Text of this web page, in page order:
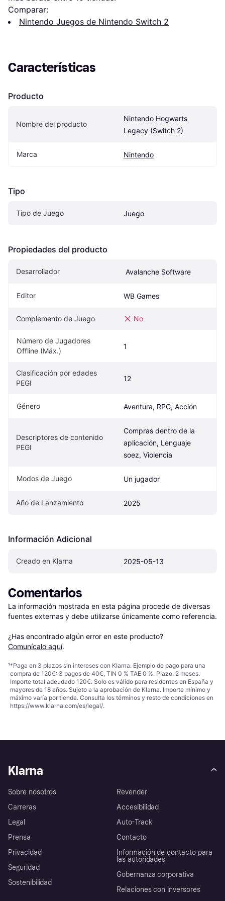
Comparar:
Nintendo Juegos de Nintendo Switch 2
Características
Producto
Nombre del producto
Nintendo Hogwarts
Legacy (Switch 2)
Marca Nintendo
Tipo
Tipo de Juego Juego
Propiedades del producto
Desarrollador Avalanche Software
Editor WB Games
Complemento de Juego No
Número de Jugadores
Offline (Máx.)
1
Clasificación por edades
PEGI
12
Género Aventura, RPG, Acción
Descriptores de contenido
PEGI
Compras dentro de la
aplicación, Lenguaje
soez, Violencia
Modos de Juego Un jugador
Año de Lanzamiento 2025
Información Adicional
Creado en Klarna 2025-05-13
Comentarios
La información mostrada en esta página procede de diversas
fuentes externas y debe utilizarse únicamente como referencia.
¿Has encontrado algún error en este producto?
Comunícalo aquí.
¹*Paga en 3 plazos sin intereses con Klarna. Ejemplo de pago para una
compra de 120€: 3 pagos de 40€, TIN 0 % TAE 0 %. Plazo: 2 meses.
Importe total adeudado 120€. Solo es válido para residentes en España y
mayores de 18 años. Sujeto a la aprobación de Klarna. Importe mínimo y
máximo varía por tienda. Consulta los términos y resto de condiciones en
https://www.klarna.com/es/legal/.
Klarna
Sobre nosotros
Carreras
Legal
Prensa
Privacidad
Seguridad
Sostenibilidad
Revender
Accesibilidad
Auto-Track
Contacto
Información de contacto para
las autoridades
Gobernanza corporativa
Relaciones con inversores